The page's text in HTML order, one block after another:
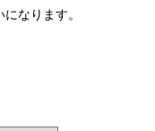
なります。